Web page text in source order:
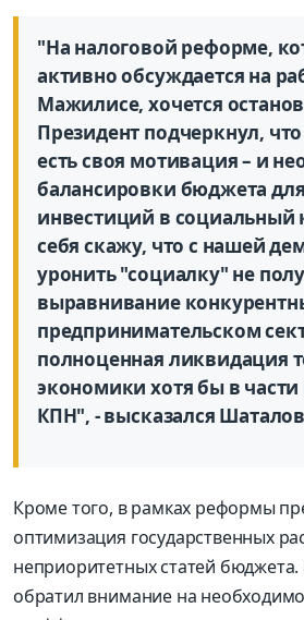
"На налоговой реформе,
активно обсуждается на
Мажилисе, хочется
Президент подчеркнул,
есть своя мотивация – и
балансировки бюджета
инвестиций в социальный
себя скажу, что с нашей
уронить "социалку" не
выравнивание
предпринимательском
полноценная ликвидация
экономики хотя бы в
КПН", - высказался
Кроме того, в рамках реформы
оптимизация государственных
неприоритетных статей бюджета.
обратил внимание на